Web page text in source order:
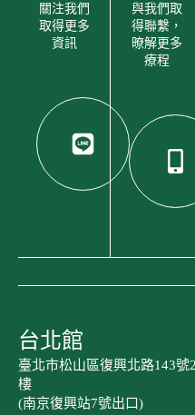
關注我們
取得更多
資訊
與我們取
得聯繫，
暸解更多
療程
台北館
臺北市松山區復興北路143號2
樓
(南京復興站7號出口)